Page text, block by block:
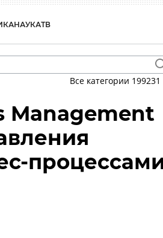
НАУКАТВ
Все категории 199231
Management